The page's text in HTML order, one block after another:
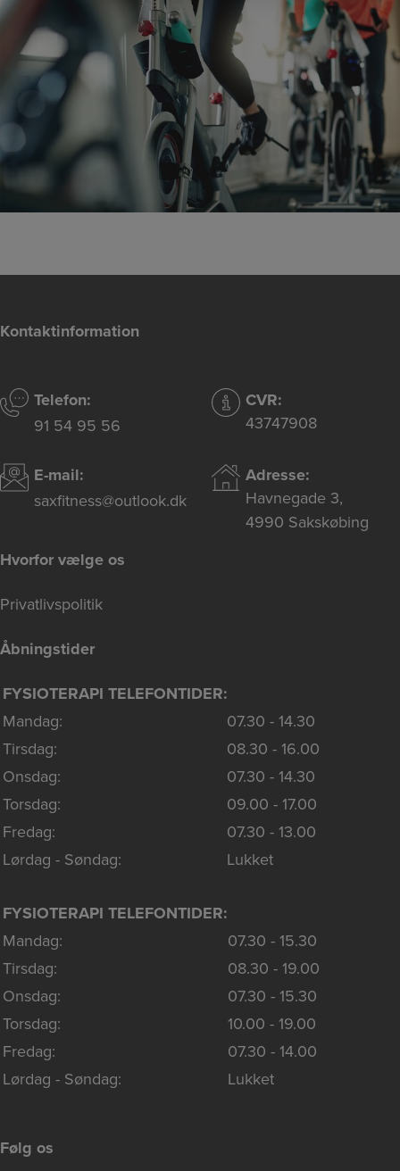
Kontaktinformation
Telefon:
91 54 95 56
CVR:
43747908
E-mail:
saxfitness@outlook.dk
Adresse:
Havnegade 3,
4990 Sakskøbing
Hvorfor vælge os
Privatlivspolitik
Åbningstider
FYSIOTERAPI TELEFONTIDER:
Mandag:
07.30 - 14.30
Tirsdag:
08.30 - 16.00
Onsdag:
07.30 - 14.30
Torsdag:
09.00 - 17.00
Fredag:
07.30 - 13.00
Lørdag - Søndag:
Lukket
FYSIOTERAPI TELEFONTIDER:
Mandag:
07.30 - 15.30
Tirsdag:
08.30 - 19.00
Onsdag:
07.30 - 15.30
Torsdag:
10.00 - 19.00
Fredag:
07.30 - 14.00
Lørdag - Søndag:
Lukket
Følg os